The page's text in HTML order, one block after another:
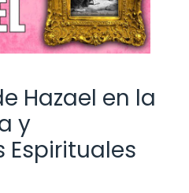
Hazael en la
y
Espirituales